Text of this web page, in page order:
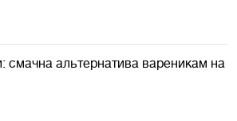
смачна альтернатива вареникам на